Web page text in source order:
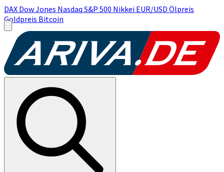
DAX Dow Jones Nasdaq S&P 500 Nikkei EUR/USD Ölpreis
Goldpreis Bitcoin